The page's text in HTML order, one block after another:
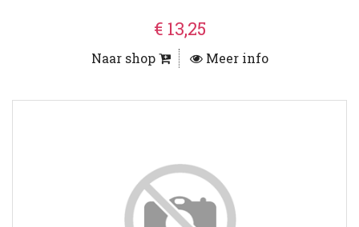
€ 13,25
Naar shop Meer info